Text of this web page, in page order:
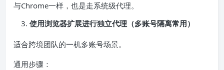
与Chrome一样，也是走系统级代理。
使用浏览器扩展进行独立代理（多账号隔离常用）
适合跨境团队的一机多账号场景。
通用步骤：